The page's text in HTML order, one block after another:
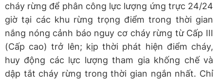
cháy rừng để phân công lực lượng ứng trực 24/24
giờ tại các khu rừng trọng điểm trong thời gian
nắng nóng cảnh báo nguy cơ cháy rừng từ Cấp III
(Cấp cao) trở lên; kịp thời phát hiện điểm cháy,
huy động các lực lượng tham gia khống chế và
dập tắt cháy rừng trong thời gian ngắn nhất. Chỉ